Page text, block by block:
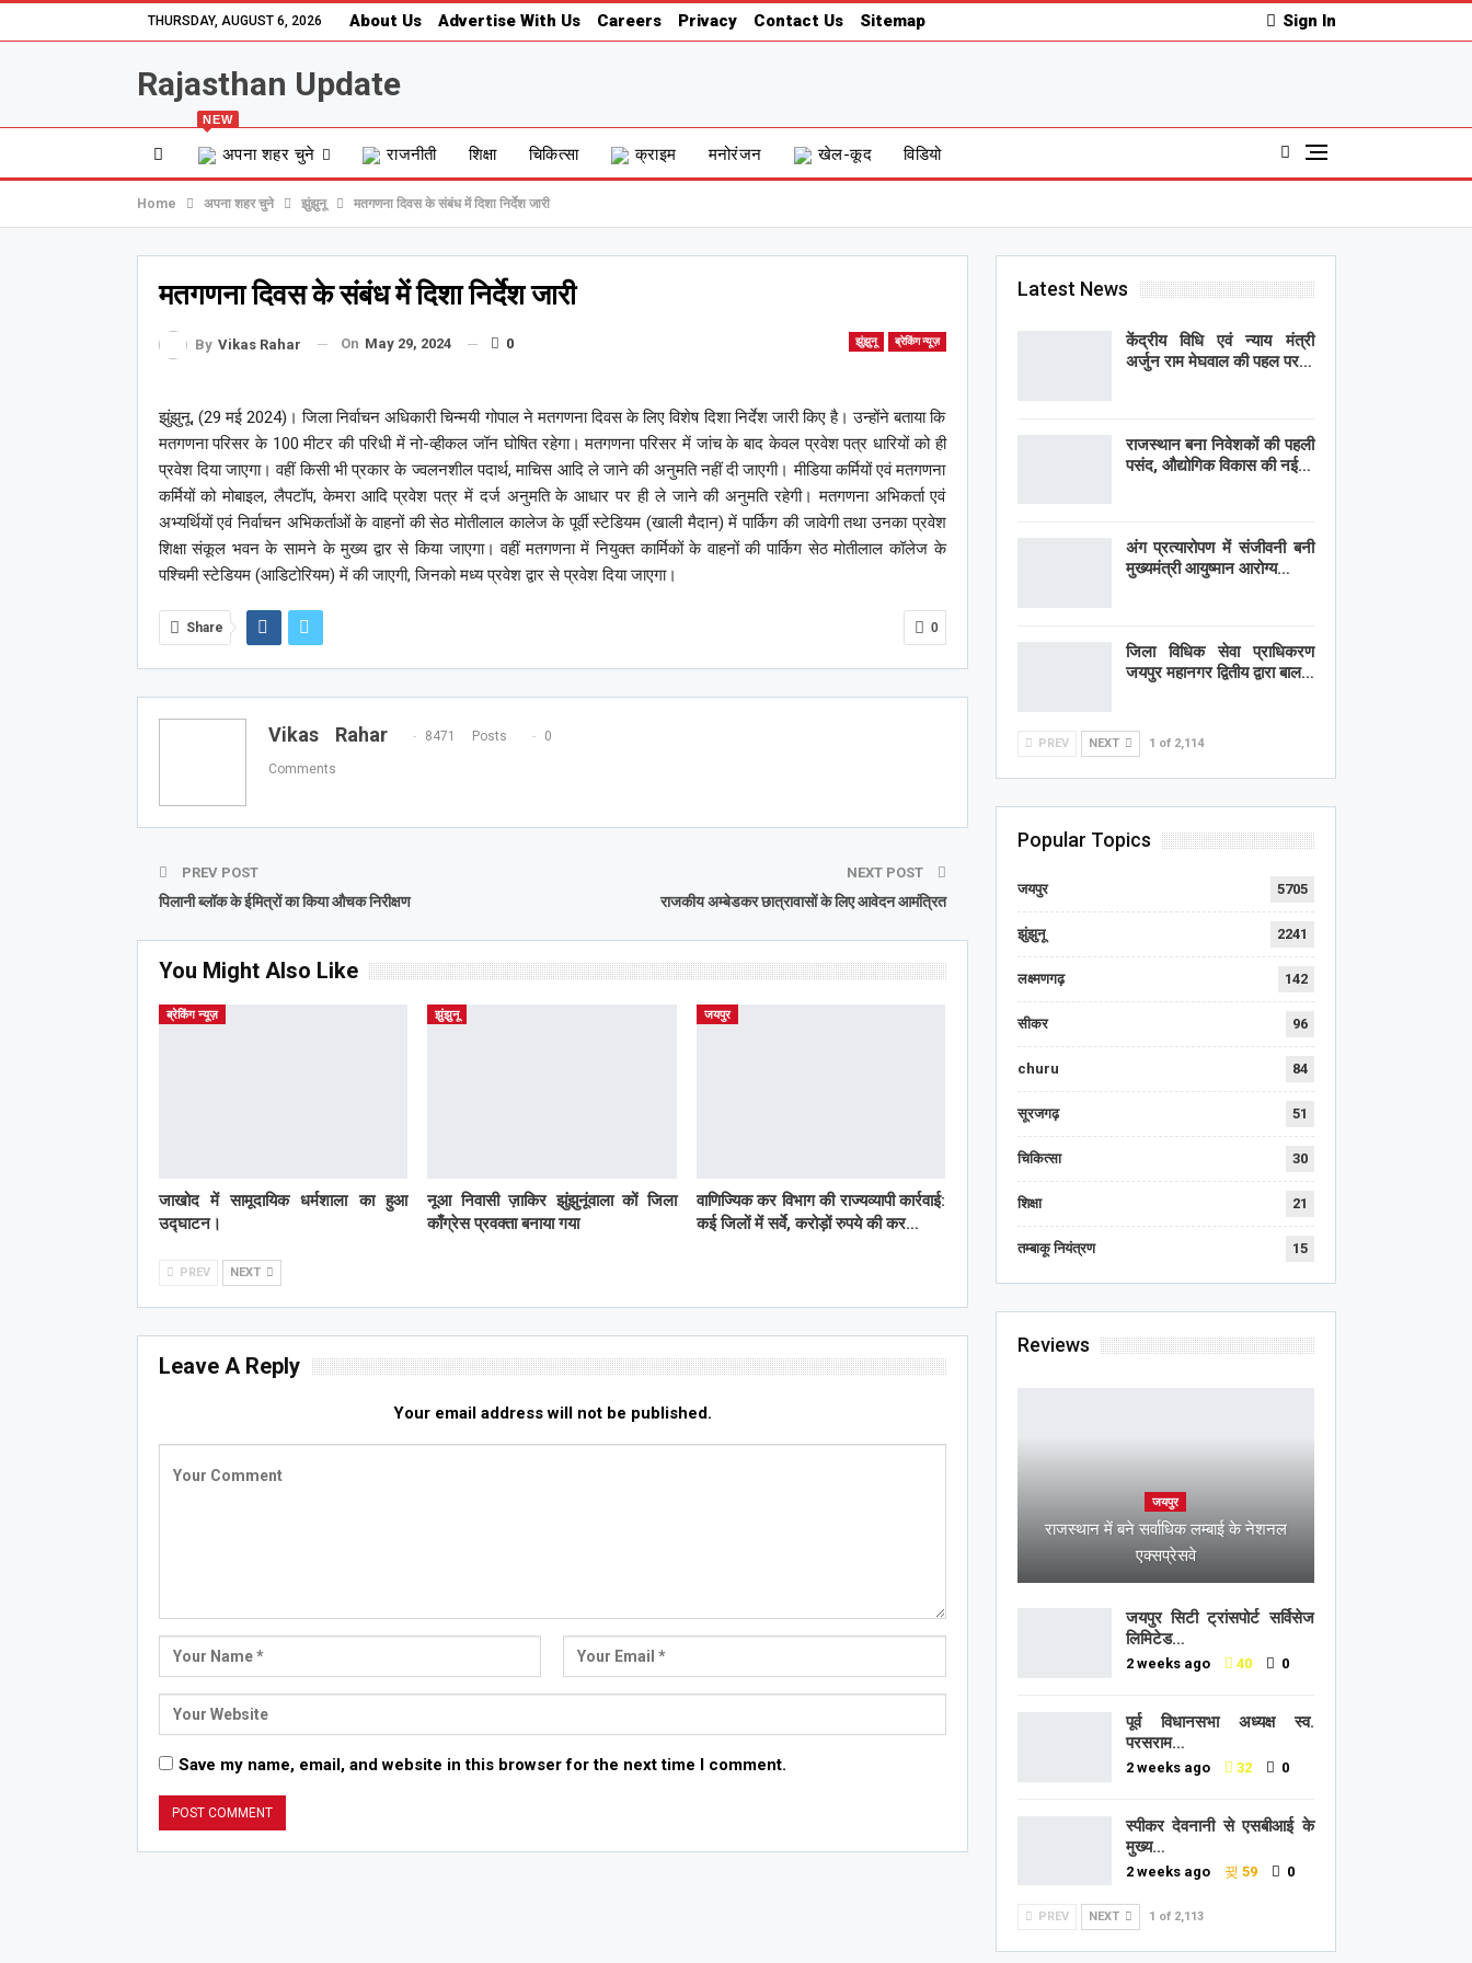
Sign In
THURSDAY, AUGUST 6, 2026 About Us Advertise With Us Careers Privacy Contact Us Sitemap
Rajasthan Update
अपना शहर चुने
NEW
राजनीती शिक्षा चिकित्सा क्राइम मनोरंजन खेल-कूद विडियो
Home अपना शहर चुने झुंझुनू मतगणना दिवस के संबंध में दिशा निर्देश जारी
मतगणना दिवस के संबंध में दिशा निर्देश जारी
झुंझुनू ब्रेकिंग न्यूज़
By Vikas Rahar On May 29, 2024 0
झुंझुनू, (29 मई 2024)। जिला निर्वाचन अधिकारी चिन्मयी गोपाल ने मतगणना दिवस के लिए विशेष दिशा निर्देश जारी किए है। उन्होंने बताया कि
मतगणना परिसर के 100 मीटर की परिधी में नो-व्हीकल जॉन घोषित रहेगा। मतगणना परिसर में जांच के बाद केवल प्रवेश पत्र धारियों को ही
प्रवेश दिया जाएगा। वहीं किसी भी प्रकार के ज्वलनशील पदार्थ, माचिस आदि ले जाने की अनुमति नहीं दी जाएगी। मीडिया कर्मियों एवं मतगणना
कर्मियों को मोबाइल, लैपटॉप, केमरा आदि प्रवेश पत्र में दर्ज अनुमति के आधार पर ही ले जाने की अनुमति रहेगी। मतगणना अभिकर्ता एवं
अभ्यर्थियों एवं निर्वाचन अभिकर्ताओं के वाहनों की सेठ मोतीलाल कालेज के पूर्वी स्टेडियम (खाली मैदान) में पार्किग की जावेगी तथा उनका प्रवेश
शिक्षा संकूल भवन के सामने के मुख्य द्वार से किया जाएगा। वहीं मतगणना में नियुक्त कार्मिकों के वाहनों की पार्किग सेठ मोतीलाल कॉलेज के
पश्चिमी स्टेडियम (आडिटोरियम) में की जाएगी, जिनको मध्य प्रवेश द्वार से प्रवेश दिया जाएगा।
0
Share
Vikas Rahar 8471 Posts 0
Comments
PREV POST
पिलानी ब्लॉक के ईमित्रों का किया औचक निरीक्षण
NEXT POST
राजकीय अम्बेडकर छात्रावासों के लिए आवेदन आमंत्रित
You Might Also Like
ब्रेकिंग न्यूज़
जाखोद में सामूदायिक धर्मशाला का हुआ
उद्घाटन।
झुंझुनू
नूआ निवासी ज़ाकिर झुंझुनूंवाला कों जिला
काँग्रेस प्रवक्ता बनाया गया
जयपुर
वाणिज्यिक कर विभाग की राज्यव्यापी कार्रवाई:
कई जिलों में सर्वे, करोड़ों रुपये की कर…
PREV NEXT
Leave A Reply
Your email address will not be published.
Save my name, email, and website in this browser for the next time I comment.
Latest News
केंद्रीय विधि एवं न्याय मंत्री
अर्जुन राम मेघवाल की पहल पर…
राजस्थान बना निवेशकों की पहली
पसंद, औद्योगिक विकास की नई…
अंग प्रत्यारोपण में संजीवनी बनी
मुख्यमंत्री आयुष्मान आरोग्य…
जिला विधिक सेवा प्राधिकरण
जयपुर महानगर द्वितीय द्वारा बाल…
PREV NEXT 1 of 2,114
Popular Topics
जयपुर 5705
झुंझुनू 2241
लक्ष्मणगढ़ 142
सीकर 96
churu 84
सूरजगढ़ 51
चिकित्सा 30
शिक्षा 21
तम्बाकू नियंत्रण 15
Reviews
जयपुर
राजस्थान में बने सर्वाधिक लम्बाई के नेशनल
एक्सप्रेसवे
जयपुर सिटी ट्रांसपोर्ट सर्विसेज
लिमिटेड…
2 weeks ago 40 0
पूर्व विधानसभा अध्यक्ष स्व.
परसराम…
2 weeks ago 32 0
स्पीकर देवनानी से एसबीआई के
मुख्य…
2 weeks ago 59 0
PREV NEXT 1 of 2,113